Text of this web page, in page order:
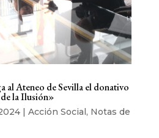
al Ateneo de Sevilla el donativo
de la Ilusión»
| Acción Social, Notas de